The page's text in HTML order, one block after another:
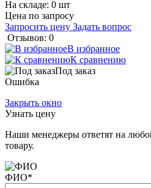
На складе: 0 шт
Цена по запросу
Запросить цену Задать вопрос
Отзывов: 0
В избранное
К сравнению
Под заказ
Ошибка
Закрыть окно
Узнать цену
Наши менеджеры ответят на
товару.
ФИО*